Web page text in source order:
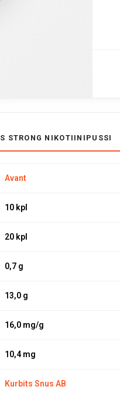
STRONG NIKOTIINIPUSSI
Avant
10 kpl
20 kpl
0,7 g
13,0 g
16,0 mg/g
10,4 mg
Kurbits Snus AB